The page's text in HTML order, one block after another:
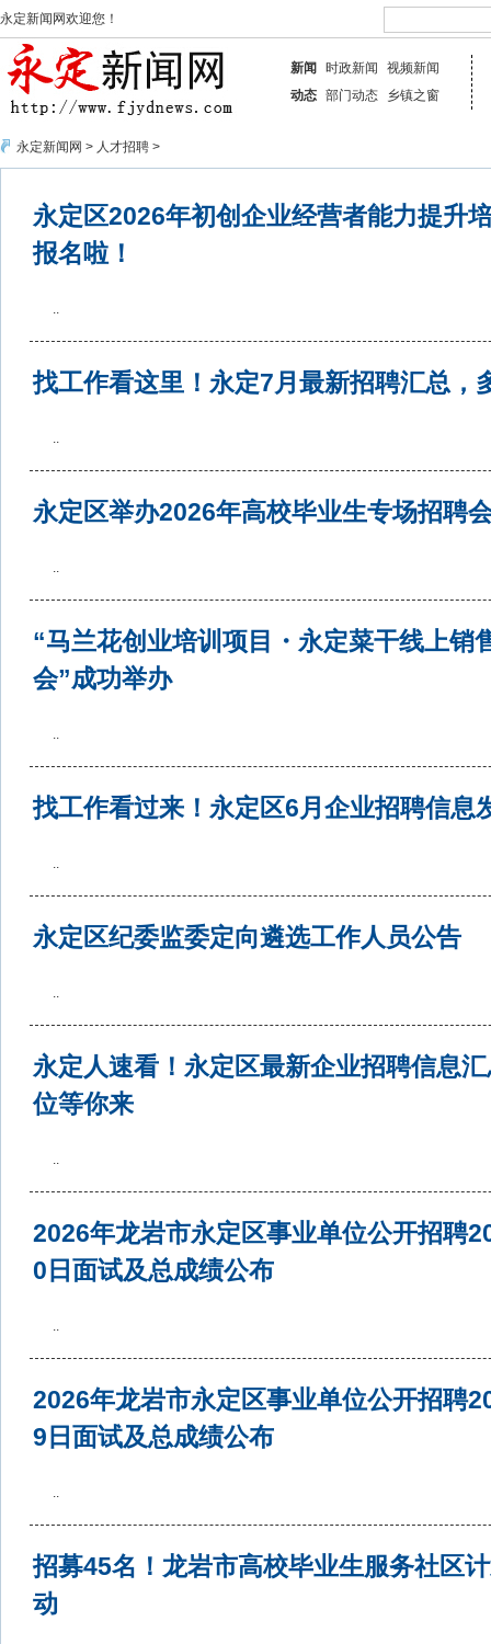
永定新闻网欢迎您！
新闻 时政新闻
视频新闻
动态 部门动态 乡镇之窗
永定新闻网 > 人才招聘 >
永定区2026年初创企业经营者能力提升
报名啦！
..
找工作看这里！永定7月最新招聘汇总，
..
永定区举办2026年高校毕业生专场招聘
..
“马兰花创业培训项目・永定菜干线上销
会”成功举办
..
找工作看过来！永定区6月企业招聘信息
..
永定区纪委监委定向遴选工作人员公告
..
永定人速看！永定区最新企业招聘信息
位等你来
..
2026年龙岩市永定区事业单位公开招聘
0日面试及总成绩公布
..
2026年龙岩市永定区事业单位公开招聘
9日面试及总成绩公布
..
招募45名！龙岩市高校毕业生服务社区
动